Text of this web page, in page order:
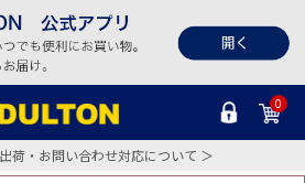
0
荷・お問い合わせ対応について ＞